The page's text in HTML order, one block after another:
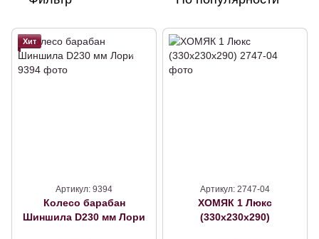
Хит
Артикул: 9394
Колесо барабан
Шиншила D230 мм Лори
Артикул: 2747-04
ХОМЯК 1 Люкс
(330х230х290)